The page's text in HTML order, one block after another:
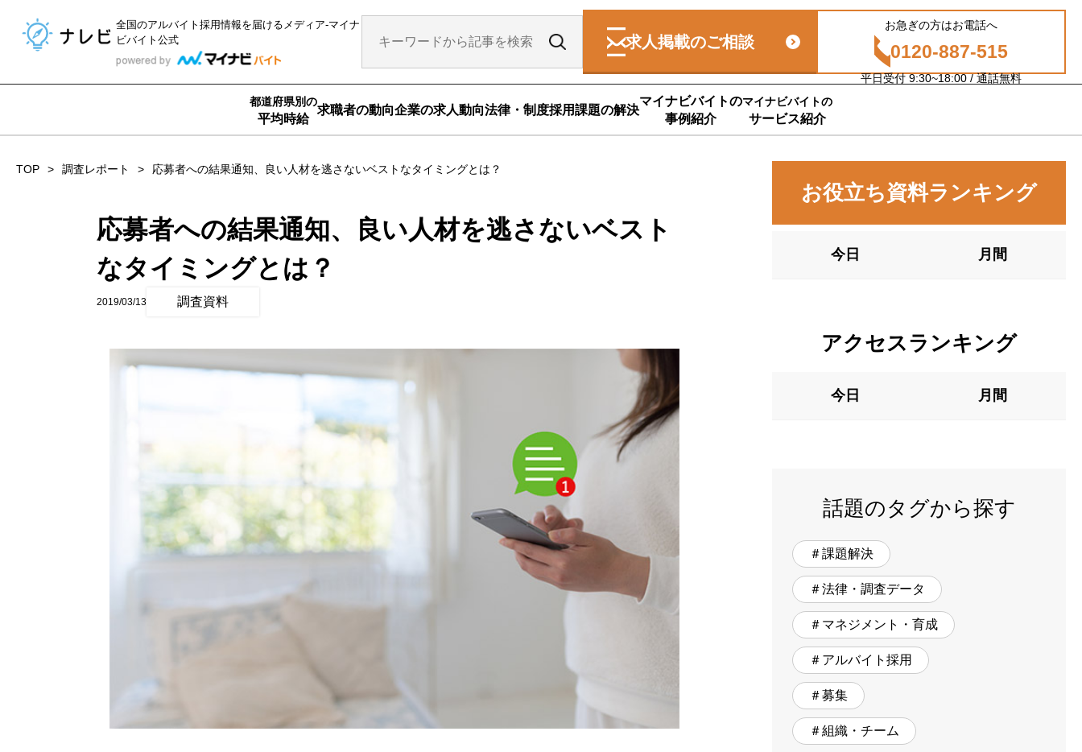
全国のアルバイト採用情報を届ける メディア-マイナ
ビバイト公式
求人掲載のご相談
お急ぎの方はお電話へ
0120-887-515
平日受付 9:30~18:00 / 通話無料
都道府県別の
平均時給
求職者の動向企業の求人動向法律・制度採用課題の解決
マイナビバイトの
事例紹介
マイナビバイトの
サービス紹介
TOP 調査レポート 応募者への結果通知、良い人材を逃さないベストなタイミングとは？
応募者への結果通知、良い人材を逃さないベスト
なタイミングとは？
2019/03/13 調査資料
お役立ち資料ランキング
今日 月間
アクセスランキング
今日 月間
話題のタグから探す
＃課題解決
＃法律・調査データ
＃マネジメント・育成
＃アルバイト採用
＃募集
＃組織・チーム